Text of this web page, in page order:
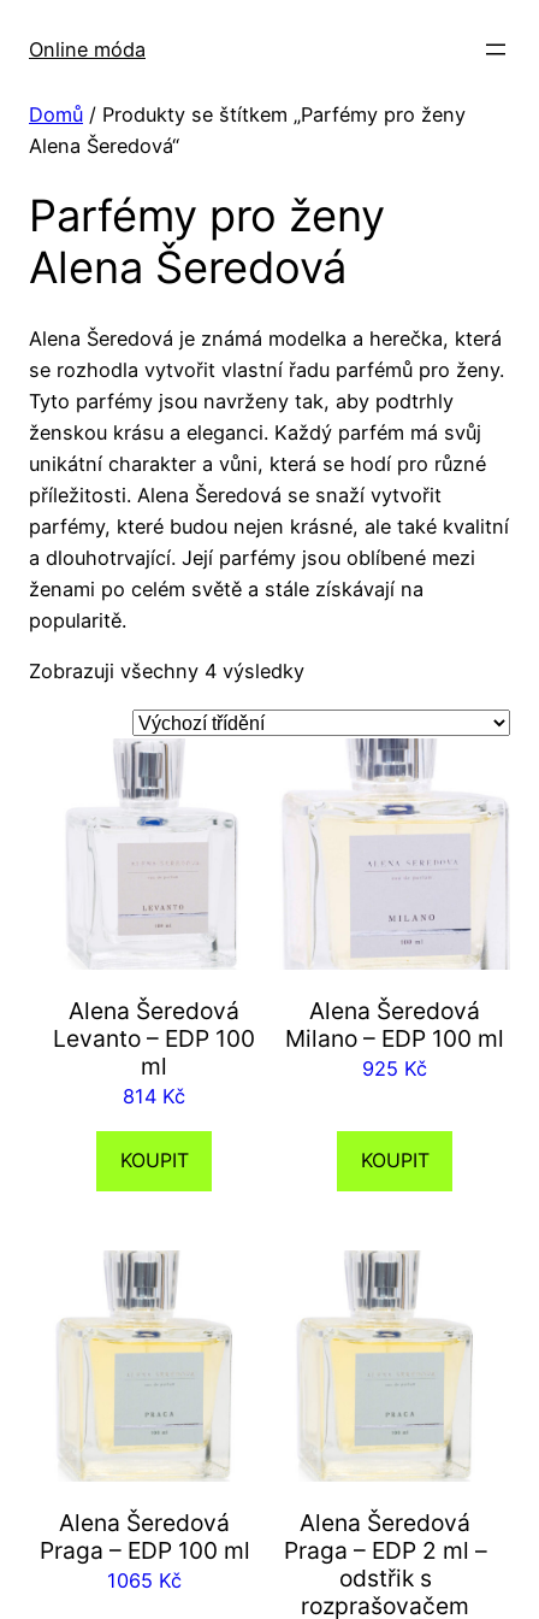
Online móda
Domů / Produkty se štítkem „Parfémy pro ženy
Alena Šeredová“
Parfémy pro ženy
Alena Šeredová
Alena Šeredová je známá modelka a herečka, která
se rozhodla vytvořit vlastní řadu parfémů pro ženy.
Tyto parfémy jsou navrženy tak, aby podtrhly
ženskou krásu a eleganci. Každý parfém má svůj
unikátní charakter a vůni, která se hodí pro různé
příležitosti. Alena Šeredová se snaží vytvořit
parfémy, které budou nejen krásné, ale také kvalitní
a dlouhotrvající. Její parfémy jsou oblíbené mezi
ženami po celém světě a stále získávají na
popularitě.
Zobrazuji všechny 4 výsledky
Alena Šeredová
Levanto – EDP 100
ml
814 Kč
KOUPIT
Alena Šeredová
Milano – EDP 100 ml
925 Kč
KOUPIT
Alena Šeredová
Praga – EDP 100 ml
1065 Kč
Alena Šeredová
Praga – EDP 2 ml –
odstřik s
rozprašovačem